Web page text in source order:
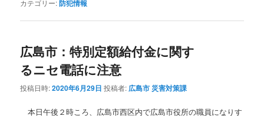
カテゴリー:防犯情報
広島市：特別定額給付金に関す
るニセ電話に注意
投稿日時:2020年6月29日 投稿者: 広島市 災害対策課
本日午後２時ころ、広島市西区内で広島市役所の職員になりす